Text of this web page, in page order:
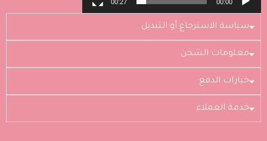
00:00
00:27
سياسة الاسترجاع أو التبديل
معلومات الشحن
خيارات الدفع
خدمة العملاء